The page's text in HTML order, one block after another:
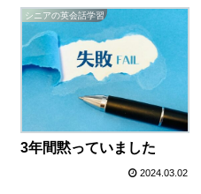
シニアの英会話学習
3年間黙っていました
2024.03.02